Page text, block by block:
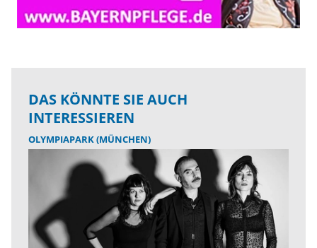
DAS KÖNNTE SIE AUCH
INTERESSIEREN
OLYMPIAPARK (MÜNCHEN)